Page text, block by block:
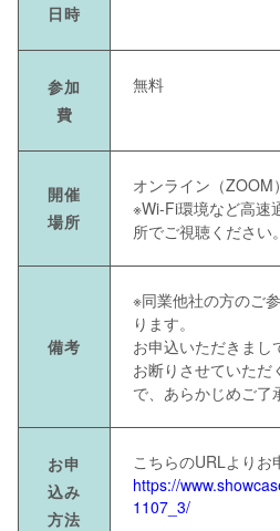
日時
参加
費
無料
開催
場所
オンライン（ZOOM）
※Wi-Fi環境など高速
所でご視聴ください。
備考
※同業他社の方のご
ります。
お申込いただきまし
お断りさせていただ
で、あらかじめご了
お申
込み
方法
こちらのURLよりお
https://
1107_3/